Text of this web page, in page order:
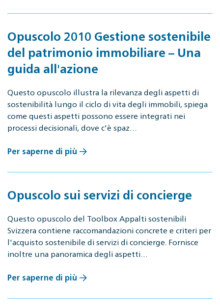
Opuscolo 2010 Gestione sostenibile
del patrimonio immobiliare – Una
guida all'azione
Questo opuscolo illustra la rilevanza degli aspetti di
sostenibilità lungo il ciclo di vita degli immobili, spiega
come questi aspetti possono essere integrati nei
processi decisionali, dove c'è spaz…
Per saperne di più
Opuscolo sui servizi di concierge
Questo opuscolo del Toolbox Appalti sostenibili
Svizzera contiene raccomandazioni concrete e criteri per
l'acquisto sostenibile di servizi di concierge. Fornisce
inoltre una panoramica degli aspetti…
Per saperne di più